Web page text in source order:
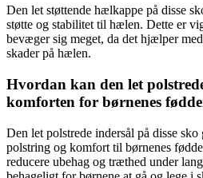
Den let støttende hælkappe på disse
støtte og stabilitet til hælen. Dette er
bevæger sig meget, da det hjælper
skader på hælen.
Hvordan kan den let
komforten for børnenes
Den let polstrede indersål på disse
polstring og komfort til børnenes
reducere ubehag og træthed under